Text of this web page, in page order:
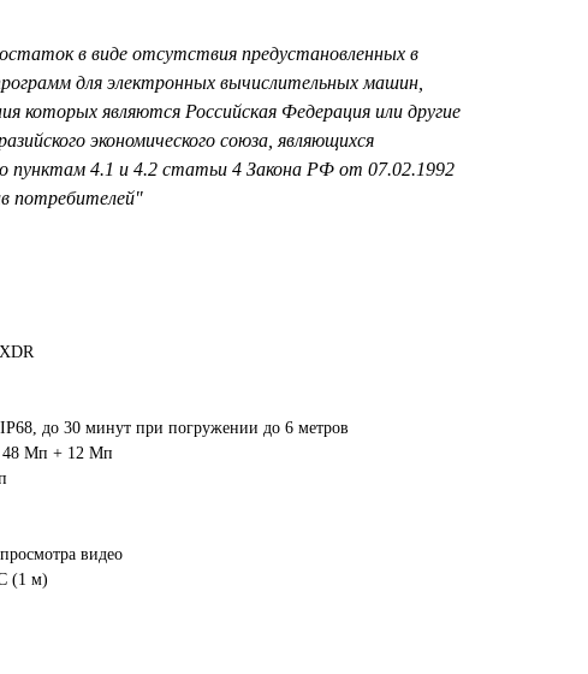
в виде отсутствия предустановленных в
для электронных вычислительных машин,
которых являются Российская Федерация или другие
экономического союза, являющихся
пунктам 4.1 и 4.2 статьи 4 Закона РФ от 07.02.1992
потребителей"
до 30 минут при погружении до 6 метров
48 Мп + 12 Мп
видео
(1 м)